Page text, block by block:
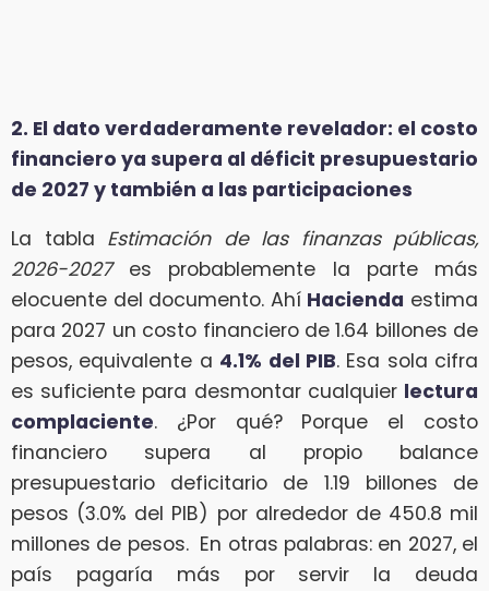
2. El dato verdaderamente revelador: el costo
financiero ya supera al déficit presupuestario
de 2027 y también a las participaciones
La tabla Estimación de las finanzas públicas,
2026-2027es probablemente la parte más
elocuente del documento. Ahí Hacienda estima
para 2027 un costo financiero de 1.64 billones de
pesos, equivalente a 4.1% del PIB. Esa sola cifra
es suficiente para desmontar cualquier lectura
complaciente. ¿Por qué? Porque el costo
financiero supera al propio balance
presupuestario deficitario de 1.19 billones de
pesos (3.0% del PIB) por alrededor de 450.8 mil
millones de pesos. En otras palabras: en 2027, el
país pagaría más por servir la deuda